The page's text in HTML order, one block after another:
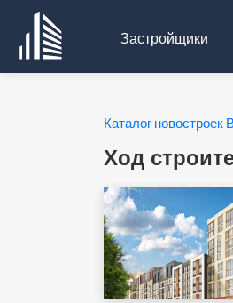
Застройщики
Каталог новостроек
Ход